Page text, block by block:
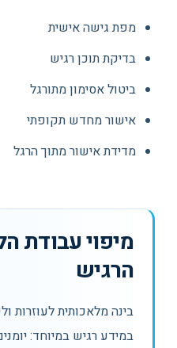
מפת גישה אישית
בדיקת תוכן רגיש
ביטול אסימון מתורגל
אישור מחדש תקופתי
מדידת אישור מתוך הרגל
מיפוי עבודת
הרגיש
בינה מלאכותית לעוזרות
במידע רגיש במיוחד: